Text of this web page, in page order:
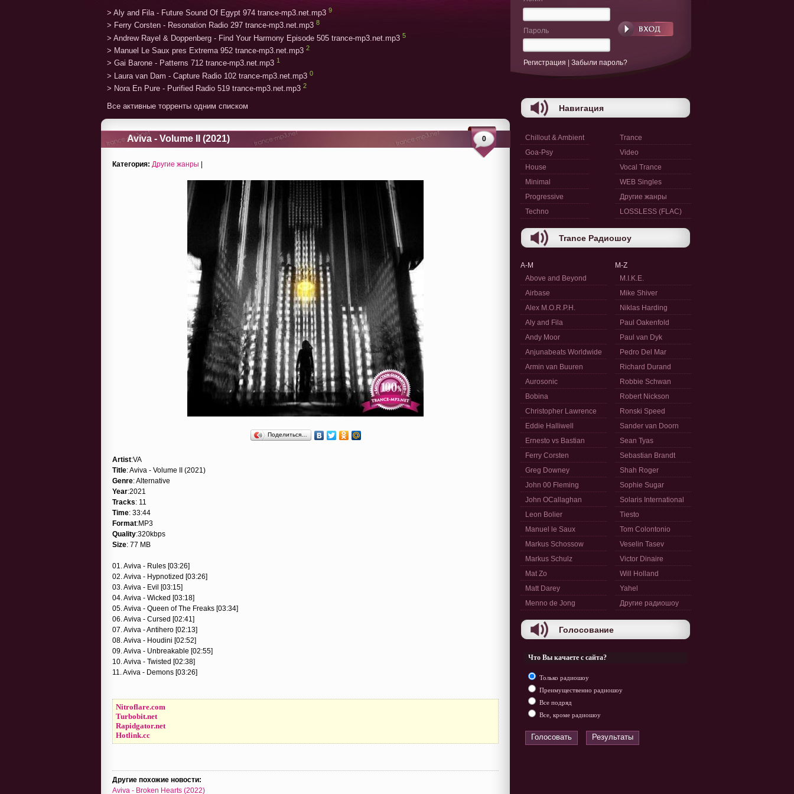
> Aly and Fila - Future Sound Of Egypt 974 trance-mp3.net.mp3 9
> Ferry Corsten - Resonation Radio 297 trance-mp3.net.mp3 8
> Andrew Rayel & Doppenberg - Find Your Harmony Episode 505 trance-mp3.net.mp3 5
> Manuel Le Saux pres Extrema 952 trance-mp3.net.mp3 2
> Gai Barone - Patterns 712 trance-mp3.net.mp3 1
> Laura van Dam - Capture Radio 102 trance-mp3.net.mp3 0
> Nora En Pure - Purified Radio 519 trance-mp3.net.mp3 2
Все активные торренты одним списком
Aviva - Volume II (2021) 0
Категория: Другие жанры |
Поделиться…
Artist:VA
Title: Aviva - Volume II (2021)
Genre: Alternative
Year:2021
Tracks: 11
Time: 33:44
Format:MP3
Quality:320kbps
Size: 77 MB
01. Aviva - Rules [03:26]
02. Aviva - Hypnotized [03:26]
03. Aviva - Evil [03:15]
04. Aviva - Wicked [03:18]
05. Aviva - Queen of The Freaks [03:34]
06. Aviva - Cursed [02:41]
07. Aviva - Antihero [02:13]
08. Aviva - Houdini [02:52]
09. Aviva - Unbreakable [02:55]
10. Aviva - Twisted [02:38]
11. Aviva - Demons [03:26]
Nitroflare.com
Turbobit.net
Rapidgator.net
Hotlink.cc
Другие похожие новости:
Aviva - Broken Hearts (2022)
Пароль
Регистрация Забыли пароль?
Навигация
Chillout & Ambient
Goa-Psy
House
Minimal
Progressive
Techno
Trance
Video
Vocal Trance
WEB Singles
Другие жанры
LOSSLESS (FLAC)
Trance Радиошоу
A-M
Above and Beyond
Airbase
Alex M.O.R.P.H.
Aly and Fila
Andy Moor
Anjunabeats Worldwide
Armin van Buuren
Aurosonic
Bobina
Christopher Lawrence
Eddie Halliwell
Ernesto vs Bastian
Ferry Corsten
Greg Downey
John 00 Fleming
John OCallaghan
Leon Bolier
Manuel le Saux
Markus Schossow
Markus Schulz
Mat Zo
Matt Darey
Menno de Jong
M-Z
M.I.K.E.
Mike Shiver
Niklas Harding
Paul Oakenfold
Paul van Dyk
Pedro Del Mar
Richard Durand
Robbie Schwan
Robert Nickson
Ronski Speed
Sander van Doorn
Sean Tyas
Sebastian Brandt
Shah Roger
Sophie Sugar
Solaris International
Tiesto
Tom Colontonio
Veselin Tasev
Victor Dinaire
Will Holland
Yahel
Другие радиошоу
Голосование
Что Вы качаете с сайта?
Только радиошоу
Преимущественно радиошоу
Все подряд
Все, кроме радиошоу
Голосовать Результаты